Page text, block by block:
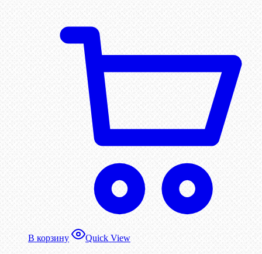
В корзину Quick View